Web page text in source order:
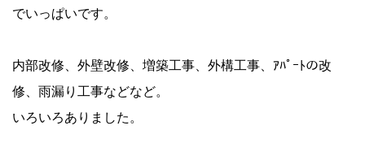
でいっぱいです。
内部改修、外壁改修、増築工事、外構工事、ｱﾊﾟｰﾄの改
修、雨漏り工事などなど。
いろいろありました。